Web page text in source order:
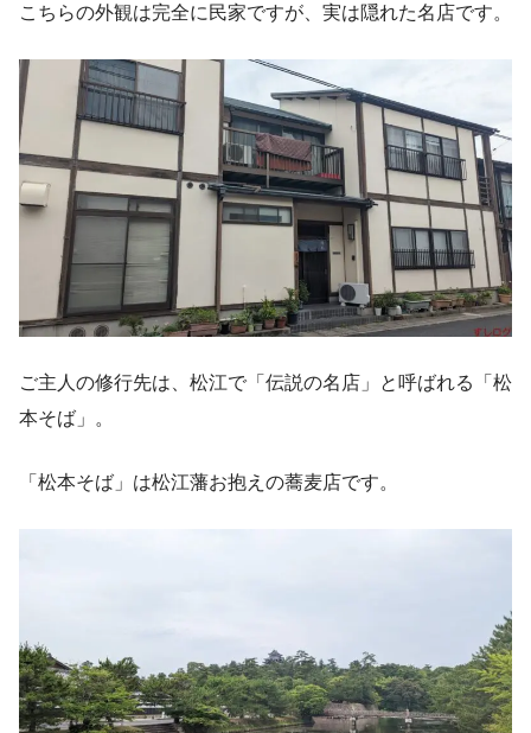
こちらの外観は完全に民家ですが、実は隠れた名店です。
ご主人の修行先は、松江で「伝説の名店」と呼ばれる「松
本そば」。
「松本そば」は松江藩お抱えの蕎麦店です。